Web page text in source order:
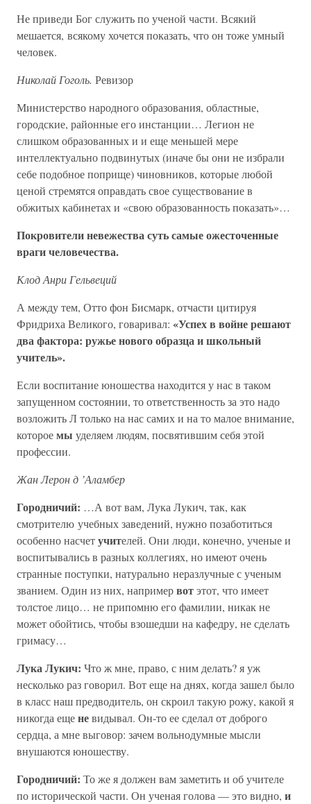
Не приведи Бог служить по ученой части. Всякий
мешается, всякому хочется показать, что он тоже умный
человек.
Николай Гоголь. Ревизор
Министерство народного образования, областные,
городские, районные его инстанции… Легион не
слишком образованных и и еще меньшей мере
интеллектуально подвинутых (иначе бы они не избрали
себе подобное поприще) чиновников, которые любой
ценой стремятся оправдать свое существование в
обжитых кабинетах и «свою образованность показать»…
Покровители невежества суть самые ожесточенные
враги человечества.
Клод Анри Гельвеций
А между тем, Отто фон Бисмарк, отчасти цитируя
Фридриха Великого, говаривал: «Успех в войне решают
два фактора: ружье нового образца и школьный
учитель».
Если воспитание юношества находится у нас в таком
запущенном состоянии, то ответственность за это надо
возложить Л только на нас самих и на то малое внимание,
котороемы уделяем людям, посвятившим себя этой
профессии.
Жан Лерон д ’Аламбер
Городничий: …А вот вам, Лука Лукич, так, как
смотрителю учебных заведений, нужно позаботиться
особенно насчетучителей. Они люди, конечно, ученые и
воспитывались в разных коллегиях, но имеют очень
странные поступки, натурально неразлучные с ученым
званием. Один из них, напримервотэтот, что имеет
толстое лицо… не припомню его фамилии, никак не
может обойтись, чтобы взошедши на кафедру, не сделать
гримасу…
Лука Лукич: Что ж мне, право, с ним делать? я уж
несколько раз говорил. Вот еще на днях, когда зашел было
в класс наш предводитель, он скроил такую рожу, какой я
никогда ещеневидывал. Он-то ее сделал от доброго
сердца, а мне выговор: зачем вольнодумные мысли
внушаются юношеству.
Городничий: То же я должен вам заметить и об учителе
по исторической части. Он ученая голова — это видно, и